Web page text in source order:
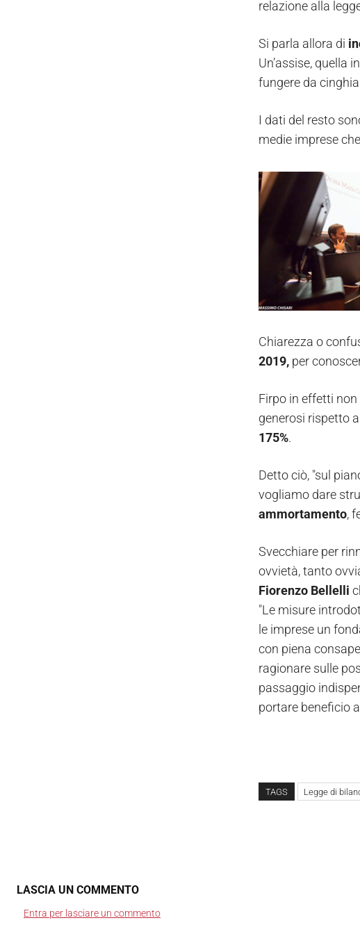
relazione alla
Si parla allora di
Un’assise, quella
fungere da
I dati del resto
medie imprese
Chiarezza o
2019, per
Firpo in effetti
generosi rispetto
175%.
Detto ciò, "sul
vogliamo dare
ammortamento,
Svecchiare per
ovvietà, tanto
Fiorenzo Bellelli
"Le misure
le imprese un
con piena
ragionare sulle
passaggio
portare beneficio
TAGS Legge di
LASCIA UN COMMENTO
Entra per lasciare un commento